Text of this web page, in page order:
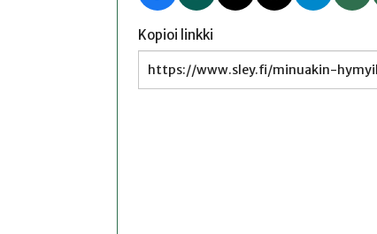
Kopioi linkki